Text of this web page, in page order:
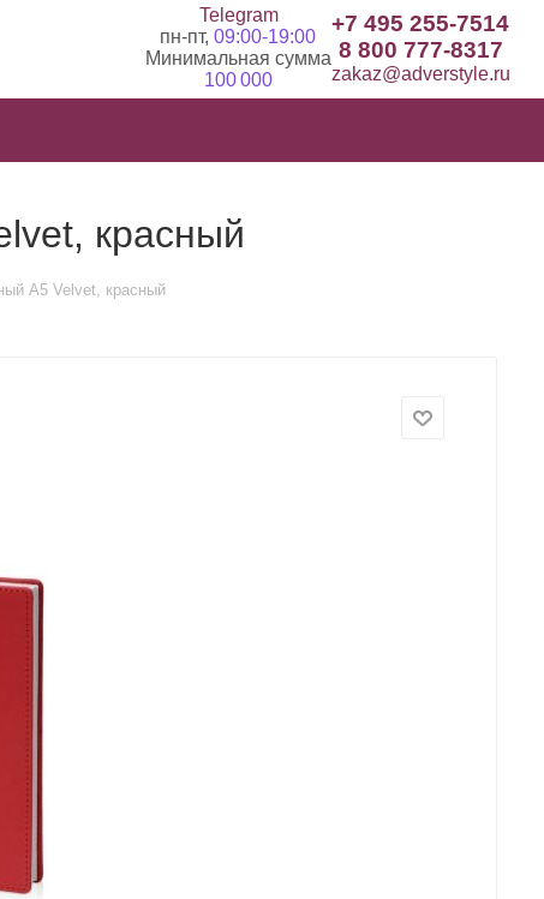
Telegram
пн-пт, 09:00-19:00
Минимальная сумма
100 000
+7 495 255-7514
8 800 777-8317
zakaz@adverstyle.ru
красный
А5 Velvet, красный